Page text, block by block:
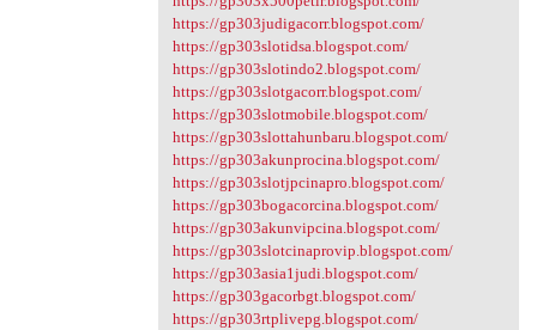
https://gp303judigacorr.blogspot.com/
https://gp303slotidsa.blogspot.com/
https://gp303slotindo2.blogspot.com/
https://gp303slotgacorr.blogspot.com/
https://gp303slotmobile.blogspot.com/
https://gp303slottahunbaru.blogspot.com/
https://gp303akunprocina.blogspot.com/
https://gp303slotjpcinapro.blogspot.com/
https://gp303bogacorcina.blogspot.com/
https://gp303akunvipcina.blogspot.com/
https://gp303slotcinaprovip.blogspot.com/
https://gp303asia1judi.blogspot.com/
https://gp303gacorbgt.blogspot.com/
https://gp303rtplivepg.blogspot.com/